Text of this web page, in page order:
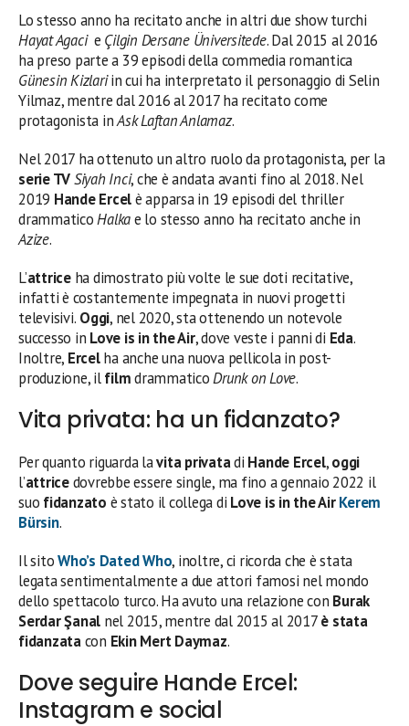
Lo stesso anno ha recitato anche in altri due show turchi
Hayat Agaci e Çilgin Dersane Üniversitede. Dal 2015 al 2016
ha preso parte a 39 episodi della commedia romantica
Günesin Kizlariin cui ha interpretato il personaggio di Selin
Yilmaz, mentre dal 2016 al 2017 ha recitato come
protagonista inAsk Laftan Anlamaz.
Nel 2017 ha ottenuto un altro ruolo da protagonista, per la
serie TVSiyah Inci, che è andata avanti fino al 2018. Nel
2019 Hande Ercelè apparsa in 19 episodi del thriller
drammaticoHalkae lo stesso anno ha recitato anche in
Azize.
L’attriceha dimostrato più volte le sue doti recitative,
infatti è costantemente impegnata in nuovi progetti
televisivi. Oggi, nel 2020, sta ottenendo un notevole
successo in Love is in the Air, dove veste i panni di Eda.
Inoltre, Ercelha anche una nuova pellicola in post-
produzione, ilfilmdrammaticoDrunk on Love.
Vita privata: ha un fidanzato?
Per quanto riguarda lavita privatadi Hande Ercel,oggi
l’attricedovrebbe essere single, ma fino a gennaio 2022 il
suo fidanzato è stato il collega di Love is in the AirKerem
Bürsin.
Il sitoWho’s Dated Who, inoltre, ci ricorda che è stata
legata sentimentalmente a due attori famosi nel mondo
dello spettacolo turco. Ha avuto una relazione con Burak
Serdar Şanal nel 2015, mentre dal 2015 al 2017è stata
fidanzatacon Ekin Mert Daymaz.
Dove seguire Hande Ercel:
Instagram e social